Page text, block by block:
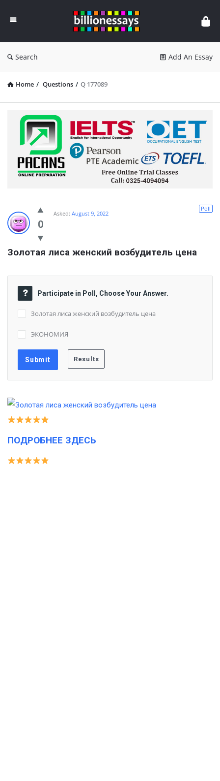
Essays
Search Add An Essay
Home / Questions / Q 177089
0
Poll
Asked: August 9, 2022
Золотая лиса женский возбудитель цена
Participate in Poll, Choose Your Answer.
Золотая лиса женский возбудитель цена
ЭКОНОМИЯ
ПОДРОБНЕЕ ЗДЕСЬ